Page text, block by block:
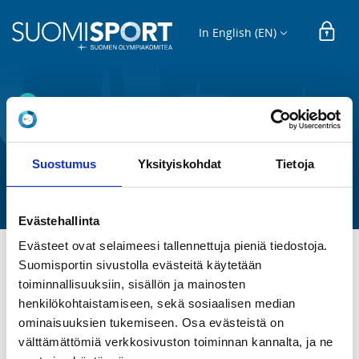
Suostumus Yksityiskohdat Tietoja
Evästehallinta
Evästeet ovat selaimeesi tallennettuja pieniä tiedostoja.
Suomisportin sivustolla evästeitä käytetään
toiminnallisuuksiin, sisällön ja mainosten
henkilökohtaistamiseen, sekä sosiaalisen median
ominaisuuksien tukemiseen. Osa evästeistä on
välttämättömiä verkkosivuston toiminnan kannalta, ja ne
In English (EN)
Liikkuvan maalin
ylituomarikurssi
Suomen Ampumaurheiluliitto ry
Su 2.1.2022 at 09:00 - 18:00
LOCATION
Automiehenkatu 39, 33840 Tampere, Suomi